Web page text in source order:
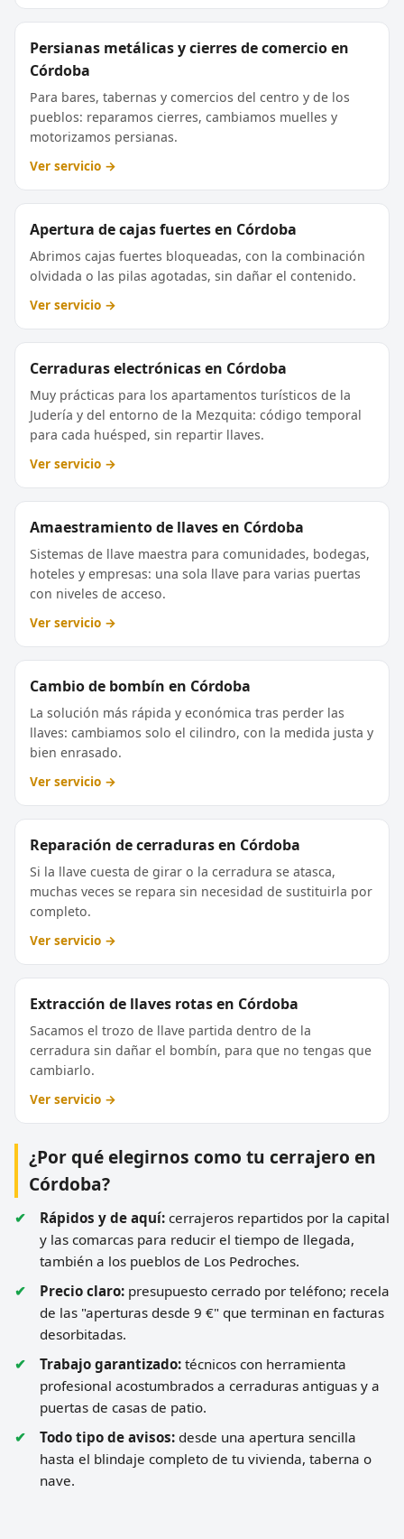
Persianas metálicas y cierres de comercio en
Córdoba
Para bares, tabernas y comercios del centro y de los
pueblos: reparamos cierres, cambiamos muelles y
motorizamos persianas.
Ver servicio →
Apertura de cajas fuertes en Córdoba
Abrimos cajas fuertes bloqueadas, con la combinación
olvidada o las pilas agotadas, sin dañar el contenido.
Ver servicio →
Cerraduras electrónicas en Córdoba
Muy prácticas para los apartamentos turísticos de la
Judería y del entorno de la Mezquita: código temporal
para cada huésped, sin repartir llaves.
Ver servicio →
Amaestramiento de llaves en Córdoba
Sistemas de llave maestra para comunidades, bodegas,
hoteles y empresas: una sola llave para varias puertas
con niveles de acceso.
Ver servicio →
Cambio de bombín en Córdoba
La solución más rápida y económica tras perder las
llaves: cambiamos solo el cilindro, con la medida justa y
bien enrasado.
Ver servicio →
Reparación de cerraduras en Córdoba
Si la llave cuesta de girar o la cerradura se atasca,
muchas veces se repara sin necesidad de sustituirla por
completo.
Ver servicio →
Extracción de llaves rotas en Córdoba
Sacamos el trozo de llave partida dentro de la
cerradura sin dañar el bombín, para que no tengas que
cambiarlo.
Ver servicio →
¿Por qué elegirnos como tu cerrajero en
Córdoba?
Rápidos y de aquí: cerrajeros repartidos por la capital
y las comarcas para reducir el tiempo de llegada,
también a los pueblos de Los Pedroches.
Precio claro: presupuesto cerrado por teléfono; recela
de las "aperturas desde 9 €" que terminan en facturas
desorbitadas.
Trabajo garantizado: técnicos con herramienta
profesional acostumbrados a cerraduras antiguas y a
puertas de casas de patio.
Todo tipo de avisos: desde una apertura sencilla
hasta el blindaje completo de tu vivienda, taberna o
nave.